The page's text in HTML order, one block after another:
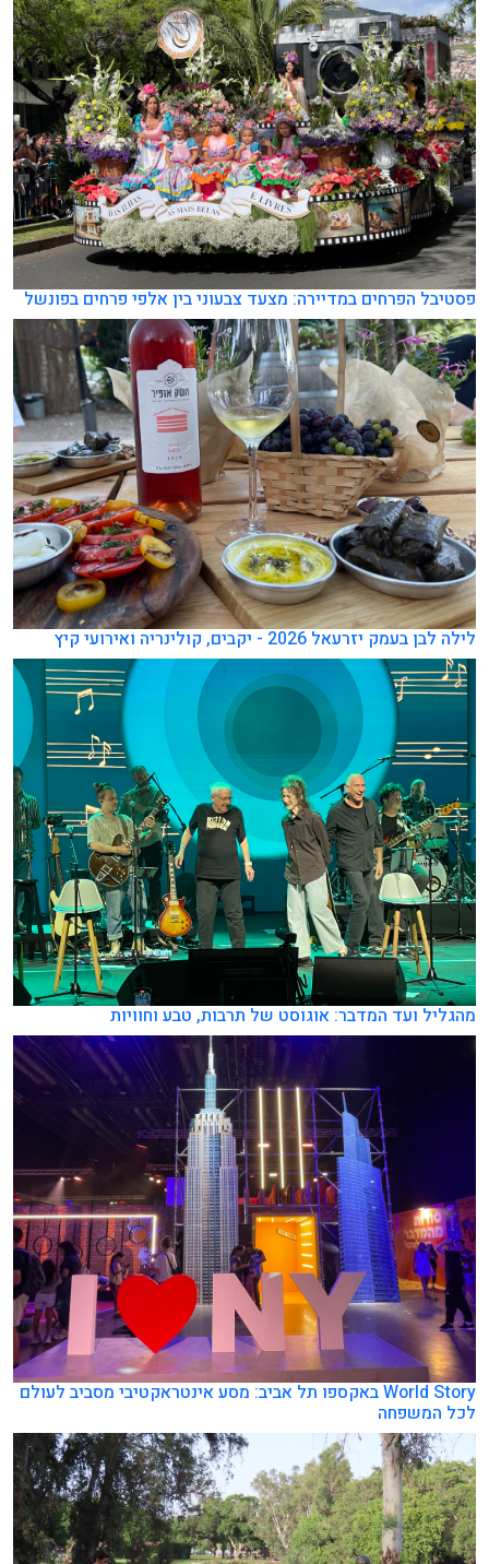
פסטיבל הפרחים במדיירה: מצעד צבעוני בין אלפי פרחים בפונשל
לילה לבן בעמק יזרעאל 2026 - יקבים, קולינריה ואירועי קיץ
מהגליל ועד המדבר: אוגוסט של תרבות, טבע וחוויות
World Story באקספו תל אביב: מסע אינטראקטיבי מסביב לעולם
לכל המשפחה